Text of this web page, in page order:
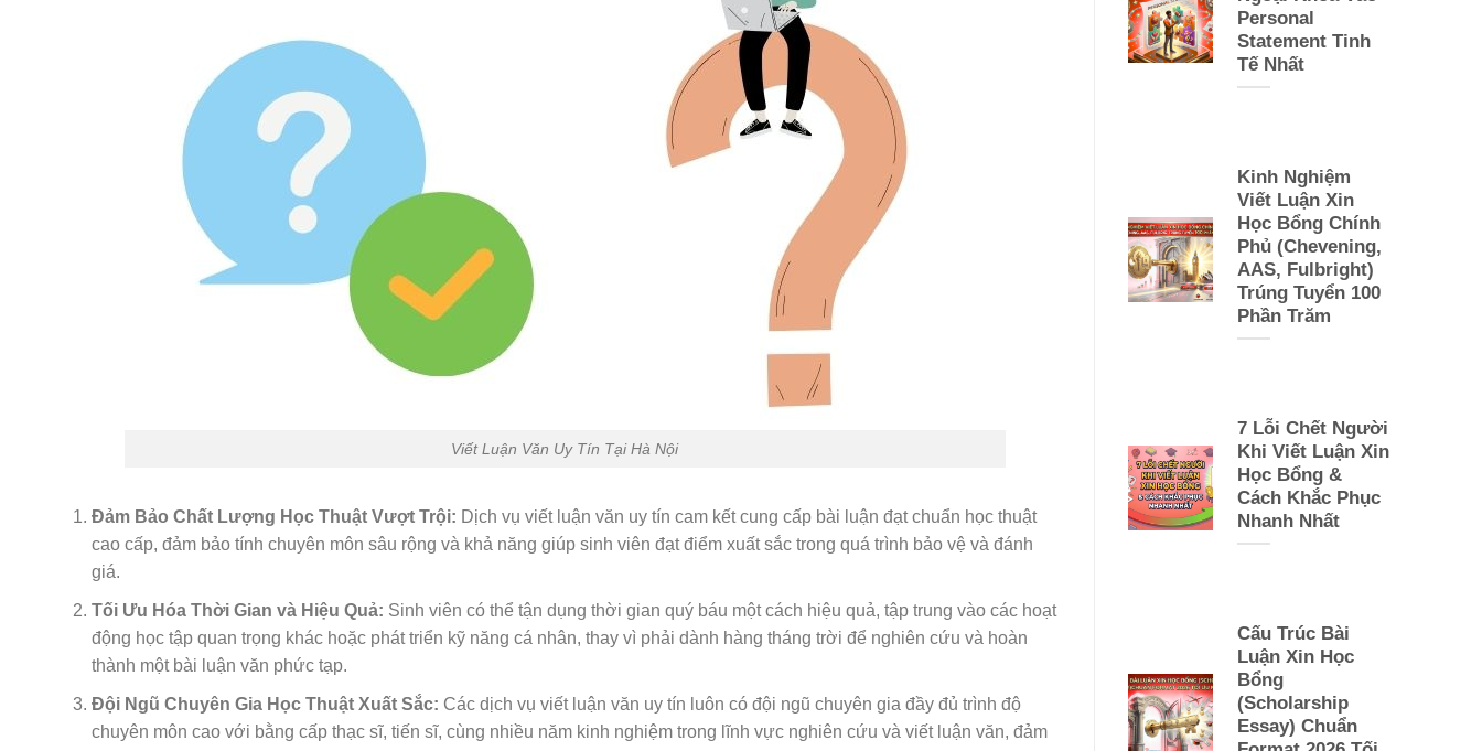
Viết Luận Văn Uy Tín Tại Hà Nội
Đảm Bảo Chất Lượng Học Thuật Vượt Trội: Dịch vụ viết luận văn uy tín cam kết cung cấp bài luận đạt chuẩn học thuật
cao cấp, đảm bảo tính chuyên môn sâu rộng và khả năng giúp sinh viên đạt điểm xuất sắc trong quá trình bảo vệ và đánh
giá.
Tối Ưu Hóa Thời Gian và Hiệu Quả: Sinh viên có thể tận dụng thời gian quý báu một cách hiệu quả, tập trung vào các hoạt
động học tập quan trọng khác hoặc phát triển kỹ năng cá nhân, thay vì phải dành hàng tháng trời để nghiên cứu và hoàn
thành một bài luận văn phức tạp.
Đội Ngũ Chuyên Gia Học Thuật Xuất Sắc: Các dịch vụ viết luận văn uy tín luôn có đội ngũ chuyên gia đầy đủ trình độ
chuyên môn cao với bằng cấp thạc sĩ, tiến sĩ, cùng nhiều năm kinh nghiệm trong lĩnh vực nghiên cứu và viết luận văn, đảm
Personal
Statement Tinh
Tế Nhất
Kinh Nghiệm
Viết Luận Xin
Học Bổng Chính
Phủ (Chevening,
AAS, Fulbright)
Trúng Tuyển 100
Phần Trăm
7 Lỗi Chết Người
Khi Viết Luận Xin
Học Bổng &
Cách Khắc Phục
Nhanh Nhất
Cấu Trúc Bài
Luận Xin Học
Bổng
(Scholarship
Essay) Chuẩn